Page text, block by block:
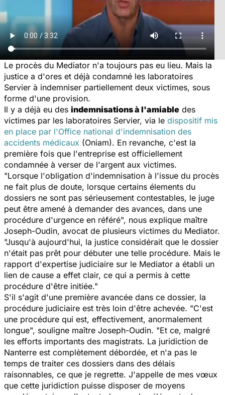
Le procès du Mediator n'a toujours pas eu lieu. Mais la
justice a d'ores et déjà condamné les laboratoires
Servier à indemniser partiellement deux victimes, sous
forme d'une provision.
Il y a déjà eu des indemnisations à l'amiable des
victimes par les laboratoires Servier, via le dispositif mis
en place par l'Office national d'indemnisation des
accidents médicaux (Oniam). En revanche, c'est la
première fois que l'entreprise est officiellement
condamnée à verser de l'argent aux victimes.
"Lorsque l'obligation d'indemnisation à l'issue du procès
ne fait plus de doute, lorsque certains élements du
dossiers ne sont pas sérieusement contestables, le juge
peut être amené à demander des avances, dans une
procédure d'urgence en référé", nous explique maître
Joseph-Oudin, avocat de plusieurs victimes du Mediator.
"Jusqu'à aujourd'hui, la justice considérait que le dossier
n'était pas prêt pour débuter une telle procédure. Mais le
rapport d'expertise judiciaire sur le Mediator a établi un
lien de cause a effet clair, ce qui a permis à cette
procédure d'être initiée."
S'il s'agit d'une première avancée dans ce dossier, la
procédure judiciaire est très loin d'être achevée. "C'est
une procédure qui est, effectivement, anormalement
longue", souligne maître Joseph-Oudin. "Et ce, malgré
les efforts importants des magistrats. La juridiction de
Nanterre est complètement débordée, et n'a pas le
temps de traiter ces dossiers dans des délais
raisonnables, ce que je regrette. J'appelle de mes vœux
que cette juridiction puisse disposer de moyens